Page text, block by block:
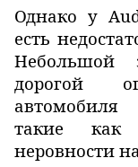
Однако у
есть
дорогой
автомобиля
такие
неровности